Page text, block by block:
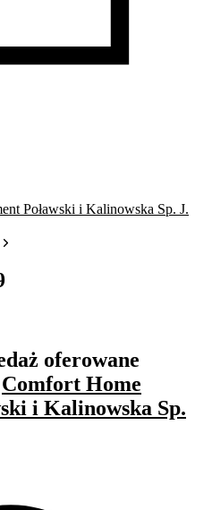
Poławski i Kalinowska Sp. J.
oferowane
Comfort Home
i Kalinowska Sp.